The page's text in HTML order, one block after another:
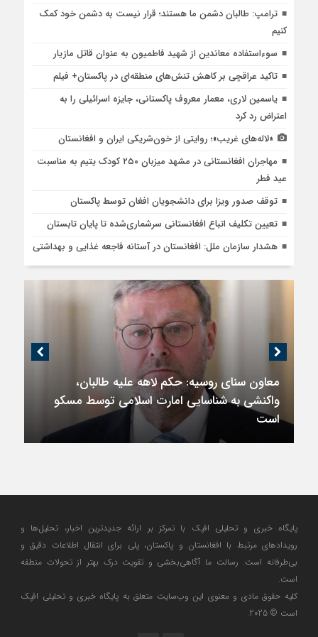
ترامپ: طالبان دشمن ما هستند؛ قرار نیست به دشمن خود کمک
کنیم
سوءاستفاده معاندین از شهید فاطمیون به عنوان قاتل مازیار
تاکید عراقچی بر کاهش تنش‌های منطقه‌ای در پاکستان+ فیلم
یاسمین لاری، معمار معروف پاکستانی، جایزه اسرائیلی را به
اعتراض رد کرد
«لاله‌های غریب»؛ روایتی از خون‌شریکی ایران و افغانستان
مهاجران افغانستانی در مشهد میزبان ۲۵۰ کودک یتیم به مناسبت
عید فطر
توقف صدور ویزا برای دانشجویان افغان توسط پاکستان
تعیین تکلیف اتباع افغانستانی سرشماری‌شده تا پایان تابستان
هشدار سازمان ملل: افغانستان در آستانه فاجعه غذایی و بهداشتی
معاون سنای روسیه: حکم لاهه علیه طالبان،
واکنشی به شناسایی امارت اسلامی توسط مسکو
است
پایگاه خبری و تحلیلی افپک با تمرکز بر ارائه جدیدترین اخبار، تحلیل‌ها و
رویدادهای مرتبط با افغانستان و پاکستان، پلی برای انتقال اطلاعات دقیق و
بی‌طرفانه است. رسالت ما آگاهی‌بخشی و تقویت درک بهتر از تحولات منطقه
است.
کلیه حقوق مادی و معنوی این وب‌سایت متعلق به پایگاه خبری و تحلیلی افپک
است © 2025.